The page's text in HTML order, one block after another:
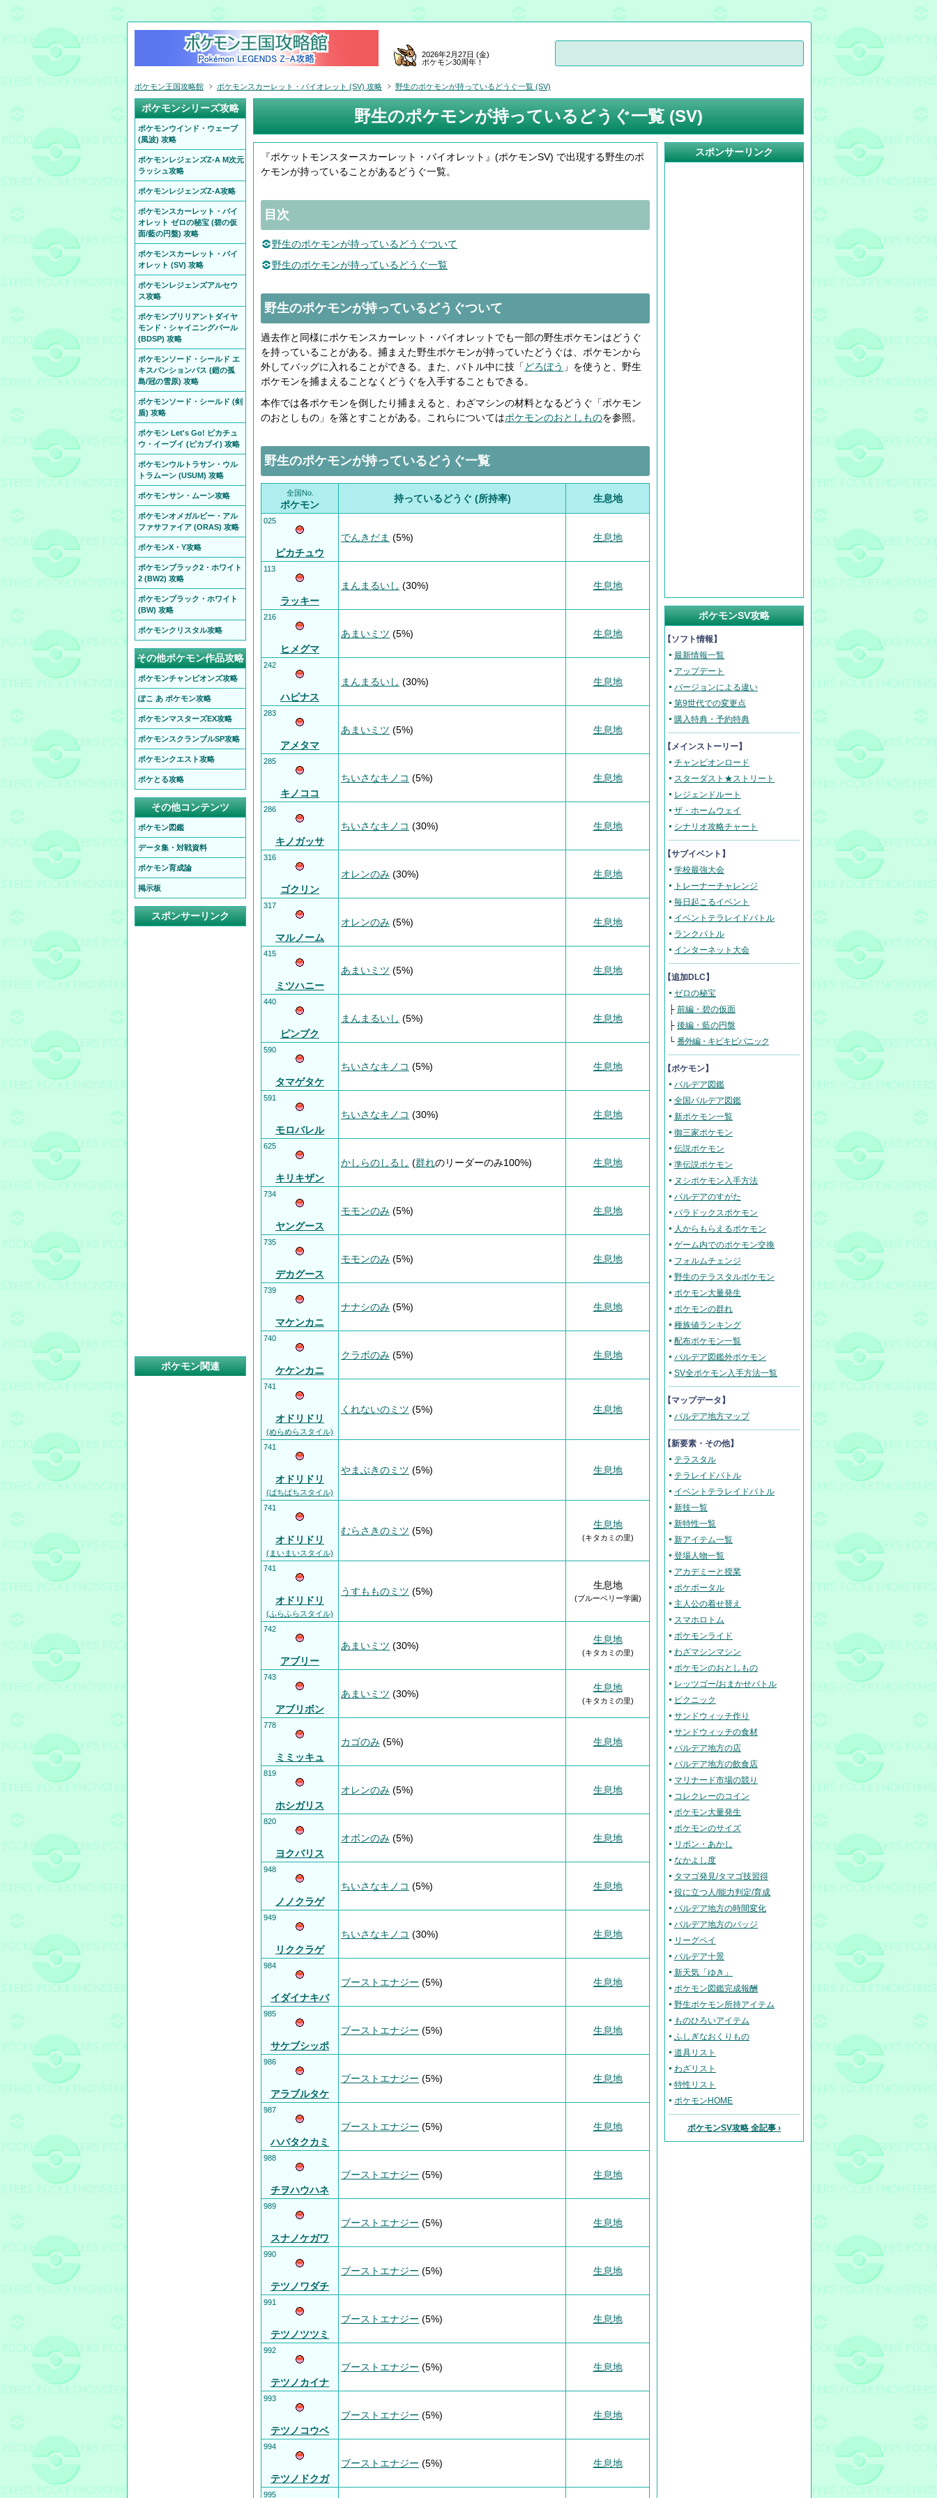
野生のポケモンが持っているどうぐ一覧 (SV)
『ポケットモンスタースカーレット・バイオレット』(ポケモンSV) で出現する野生のポ
ケモンが持っていることがあるどうぐ一覧。
目次
野生のポケモンが持っているどうぐついて
野生のポケモンが持っているどうぐ一覧
野生のポケモンが持っているどうぐついて
過去作と同様にポケモンスカーレット・バイオレットでも一部の野生ポケモンはどうぐ
を持っていることがある。捕まえた野生ポケモンが持っていたどうぐは、ポケモンから
外してバッグに入れることができる。また、バトル中に技「 どろぼう 」を使うと、野生
ポケモンを捕まえることなくどうぐを入手することもできる。
本作では各ポケモンを倒したり捕まえると、わざマシンの材料となるどうぐ「ポケモン
のおとしもの」を落とすことがある。これらについてはポケモンのおとしものを参照。
野生のポケモンが持っているどうぐ一覧
全国No.
ポケモン
持っているどうぐ (所持率) 生息地
025
ピカチュウ
でんきだま (5%) 生息地
113
ラッキー
まんまるいし (30%) 生息地
216
ヒメグマ
あまいミツ (5%) 生息地
242
ハピナス
まんまるいし (30%) 生息地
283
アメタマ
あまいミツ (5%) 生息地
285
キノココ
ちいさなキノコ (5%) 生息地
286
キノガッサ
ちいさなキノコ (30%) 生息地
316
ゴクリン
オレンのみ (30%) 生息地
317
マルノーム
オレンのみ (5%) 生息地
415
ミツハニー
あまいミツ (5%) 生息地
440
ピンプク
まんまるいし (5%) 生息地
590
タマゲタケ
ちいさなキノコ (5%) 生息地
591
モロバレル
ちいさなキノコ (30%) 生息地
625
キリキザン
かしらのしるし (群れのリーダーのみ100%) 生息地
734
ヤングース
モモンのみ (5%) 生息地
735
デカグース
モモンのみ (5%) 生息地
739
マケンカニ
ナナシのみ (5%) 生息地
740
ケケンカニ
クラボのみ (5%) 生息地
741
オドリドリ
(めらめらスタイル)
くれないのミツ (5%) 生息地
741
オドリドリ
(ぱちぱちスタイル)
やまぶきのミツ (5%) 生息地
741
オドリドリ
(まいまいスタイル)
むらさきのミツ (5%)
生息地
(キタカミの里)
741
オドリドリ
(ふらふらスタイル)
うすもものミツ (5%)
生息地
(ブルーベリー学園)
742
アブリー
あまいミツ (30%)
生息地
(キタカミの里)
743
アブリボン
あまいミツ (30%)
生息地
(キタカミの里)
778
ミミッキュ
カゴのみ (5%) 生息地
819
ホシガリス
オレンのみ (5%) 生息地
820
ヨクバリス
オボンのみ (5%) 生息地
948
ノノクラゲ
ちいさなキノコ (5%) 生息地
949
リククラゲ
ちいさなキノコ (30%) 生息地
984
イダイナキバ
ブーストエナジー (5%) 生息地
985
サケブシッポ
ブーストエナジー (5%) 生息地
986
アラブルタケ
ブーストエナジー (5%) 生息地
987
ハバタクカミ
ブーストエナジー (5%) 生息地
988
チヲハウハネ
ブーストエナジー (5%) 生息地
989
スナノケガワ
ブーストエナジー (5%) 生息地
990
テツノワダチ
ブーストエナジー (5%) 生息地
991
テツノツツミ
ブーストエナジー (5%) 生息地
992
テツノカイナ
ブーストエナジー (5%) 生息地
993
テツノコウベ
ブーストエナジー (5%) 生息地
994
テツノドクガ
ブーストエナジー (5%) 生息地
995
スポンサーリンク
ポケモンSV攻略
【ソフト情報】
最新情報一覧
アップデート
バージョンによる違い
第9世代での変更点
購入特典・予約特典
【メインストーリー】
チャンピオンロード
スターダスト★ストリート
レジェンドルート
ザ・ホームウェイ
シナリオ攻略チャート
【サブイベント】
学校最強大会
トレーナーチャレンジ
毎日起こるイベント
イベントテラレイドバトル
ランクバトル
インターネット大会
【追加DLC】
ゼロの秘宝
├ 前編・碧の仮面
├ 後編・藍の円盤
└ 番外編・キビキビパニック
【ポケモン】
パルデア図鑑
全国パルデア図鑑
新ポケモン一覧
御三家ポケモン
伝説ポケモン
準伝説ポケモン
ヌシポケモン入手方法
パルデアのすがた
パラドックスポケモン
人からもらえるポケモン
ゲーム内でのポケモン交換
フォルムチェンジ
野生のテラスタルポケモン
ポケモン大量発生
ポケモンの群れ
種族値ランキング
配布ポケモン一覧
パルデア図鑑外ポケモン
SV全ポケモン入手方法一覧
【マップデータ】
パルデア地方マップ
【新要素・その他】
テラスタル
テラレイドバトル
イベントテラレイドバトル
新技一覧
新特性一覧
新アイテム一覧
登場人物一覧
アカデミーと授業
ポケポータル
主人公の着せ替え
スマホロトム
ポケモンライド
わざマシンマシン
ポケモンのおとしもの
レッツゴー/おまかせバトル
ピクニック
サンドウィッチ作り
サンドウィッチの食材
パルデア地方の店
パルデア地方の飲食店
マリナード市場の競り
コレクレーのコイン
ポケモン大量発生
ポケモンのサイズ
リボン・あかし
なかよし度
タマゴ発見/タマゴ技習得
役に立つ人/能力判定/育成
パルデア地方の時間変化
パルデア地方のバッジ
リーグペイ
パルデア十景
新天気「ゆき」
ポケモン図鑑完成報酬
野生ポケモン所持アイテム
ものひろいアイテム
ふしぎなおくりもの
道具リスト
わざリスト
特性リスト
ポケモンHOME
ポケモンSV攻略 全記事 ›
2026年2月27日 (金)
ポケモン30周年！
ポケモン王国攻略館 ポケモンスカーレット・バイオレット (SV) 攻略 野生のポケモンが持っているどうぐ一覧 (SV)
ポケモンシリーズ攻略
ポケモンウインド・ウェーブ
(風波) 攻略
ポケモンレジェンズZ-A M次元
ラッシュ攻略
ポケモンレジェンズZ-A攻略
ポケモンスカーレット・バイ
オレット ゼロの秘宝 (碧の仮
面/藍の円盤) 攻略
ポケモンスカーレット・バイ
オレット (SV) 攻略
ポケモンレジェンズアルセウ
ス攻略
ポケモンブリリアントダイヤ
モンド・シャイニングパール
(BDSP) 攻略
ポケモンソード・シールド エ
キスパンションパス (鎧の孤
島/冠の雪原) 攻略
ポケモンソード・シールド (剣
盾) 攻略
ポケモン Let's Go! ピカチュ
ウ・イーブイ (ピカブイ) 攻略
ポケモンウルトラサン・ウル
トラムーン (USUM) 攻略
ポケモンサン・ムーン攻略
ポケモンオメガルビー・アル
ファサファイア (ORAS) 攻略
ポケモンX・Y攻略
ポケモンブラック2・ホワイト
2 (BW2) 攻略
ポケモンブラック・ホワイト
(BW) 攻略
ポケモンクリスタル攻略
その他ポケモン作品攻略
ポケモンチャンピオンズ攻略
ぽこ あ ポケモン攻略
ポケモンマスターズEX攻略
ポケモンスクランブルSP攻略
ポケモンクエスト攻略
ポケとる攻略
その他コンテンツ
ポケモン図鑑
データ集・対戦資料
ポケモン育成論
掲示板
スポンサーリンク
ポケモン関連